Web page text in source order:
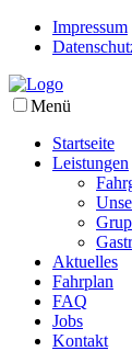
Impressum
Menü
Startseite
Leistungen
Aktuelles
Fahrplan
FAQ
Jobs
Kontakt